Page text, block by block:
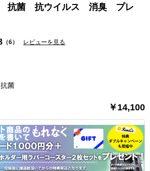
抗菌 抗ウイルス 消臭 プレ
（6） レビューを見る
菌
￥14,100